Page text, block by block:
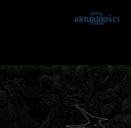
aktualności